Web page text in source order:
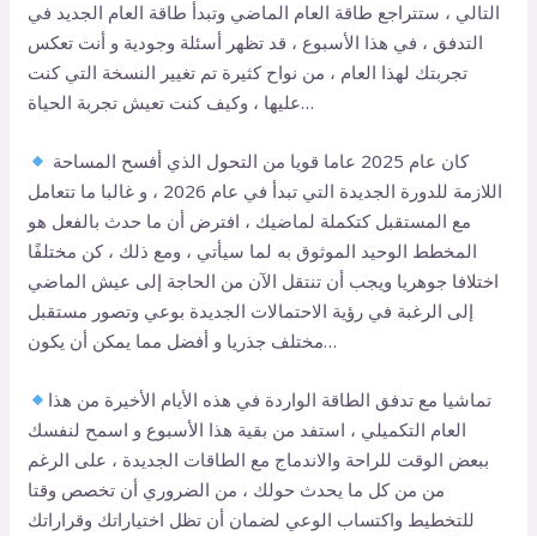
التالي ، ستتراجع طاقة العام الماضي وتبدأ طاقة العام الجديد في
التدفق ، في هذا الأسبوع ، قد تظهر أسئلة وجودية و أنت تعكس
تجربتك لهذا العام ، من نواح كثيرة تم تغيير النسخة التي كنت
عليها ، وكيف كنت تعيش تجربة الحياة…
اللازمة للدورة الجديدة التي تبدأ في عام 2026 ، و غالبا ما تتعامل
مع المستقبل كتكملة لماضيك ، افترض أن ما حدث بالفعل هو
المخطط الوحيد الموثوق به لما سيأتي ، ومع ذلك ، كن مختلفًا
اختلافا جوهريا ويجب أن تنتقل الآن من الحاجة إلى عيش الماضي
إلى الرغبة في رؤية الاحتمالات الجديدة بوعي وتصور مستقبل
مختلف جذريا و أفضل مما يمكن أن يكون…
تماشيا مع تدفق الطاقة الواردة في هذه الأيام الأخيرة من هذا
العام التكميلي ، استفد من بقية هذا الأسبوع و اسمح لنفسك
ببعض الوقت للراحة والاندماج مع الطاقات الجديدة ، على الرغم
من من كل ما يحدث حولك ، من الضروري أن تخصص وقتا
للتخطيط واكتساب الوعي لضمان أن تظل اختياراتك وقراراتك